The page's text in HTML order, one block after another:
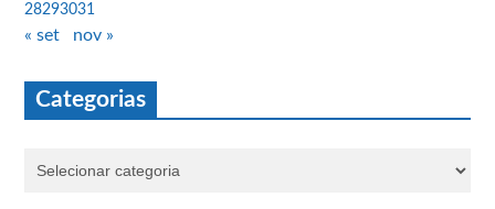
28293031
« set nov »
Categorias